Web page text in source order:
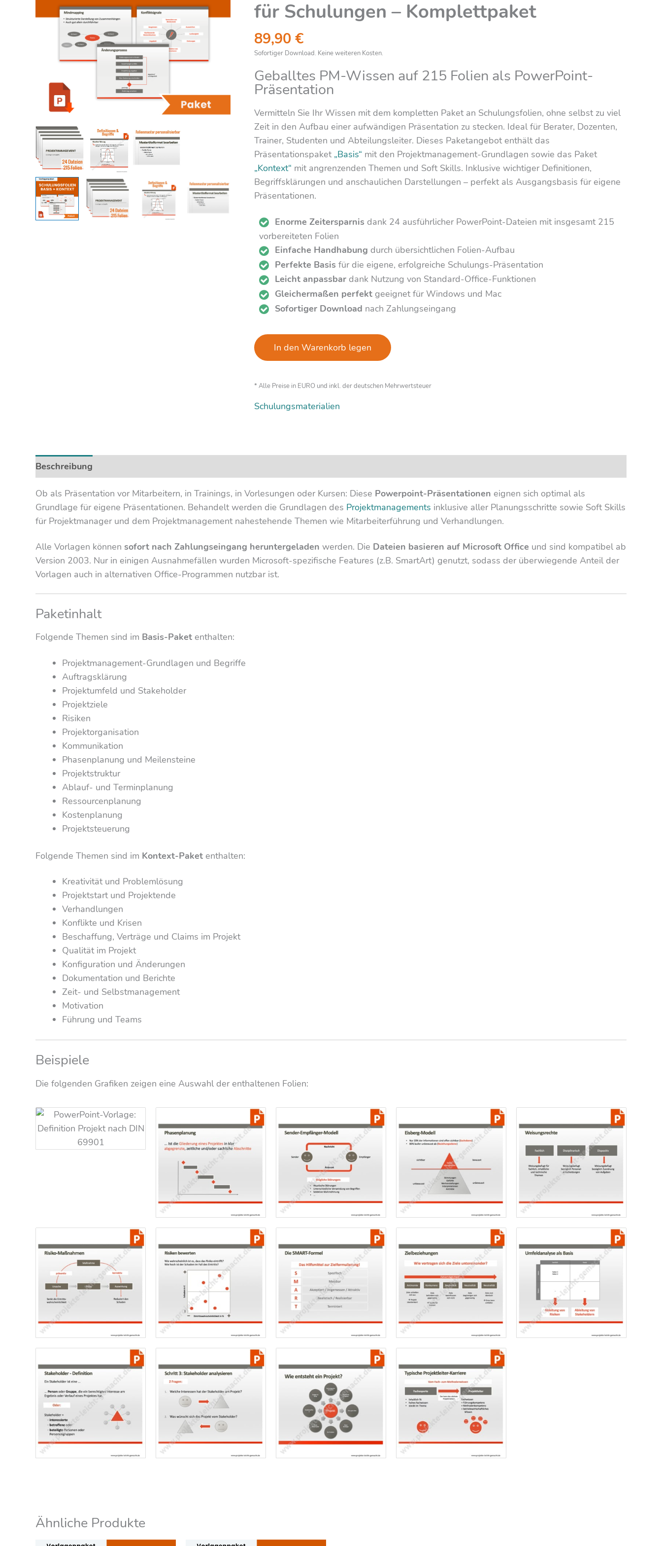
für Schulungen – Komplettpaket
89,90 €
Sofortiger Download. Keine weiteren Kosten.
Geballtes PM-Wissen auf 215 Folien als PowerPoint-
Präsentation
Vermitteln Sie Ihr Wissen mit dem kompletten Paket an Schulungsfolien, ohne selbst zu viel
Zeit in den Aufbau einer aufwändigen Präsentation zu stecken. Ideal für Berater, Dozenten,
Trainer, Studenten und Abteilungsleiter. Dieses Paketangebot enthält das
Präsentationspaket „Basis“ mit den Projektmanagement-Grundlagen sowie das Paket
„Kontext“ mit angrenzenden Themen und Soft Skills. Inklusive wichtiger Definitionen,
Begriffsklärungen und anschaulichen Darstellungen – perfekt als Ausgangsbasis für eigene
Präsentationen.
Enorme Zeitersparnis dank 24 ausführlicher PowerPoint-Dateien mit insgesamt 215
vorbereiteten Folien
Einfache Handhabung durch übersichtlichen Folien-Aufbau
Perfekte Basis für die eigene, erfolgreiche Schulungs-Präsentation
Leicht anpassbar dank Nutzung von Standard-Office-Funktionen
Gleichermaßen perfekt geeignet für Windows und Mac
Sofortiger Download nach Zahlungseingang
In den Warenkorb legen
* Alle Preise in EURO und inkl. der deutschen Mehrwertsteuer
Schulungsmaterialien
Beschreibung
Ob als Präsentation vor Mitarbeitern, in Trainings, in Vorlesungen oder Kursen: Diese Powerpoint-Präsentationen eignen sich optimal als
Grundlage für eigene Präsentationen. Behandelt werden die Grundlagen des Projektmanagements inklusive aller Planungsschritte sowie Soft Skills
für Projektmanager und dem Projektmanagement nahestehende Themen wie Mitarbeiterführung und Verhandlungen.
Alle Vorlagen können sofort nach Zahlungseingang heruntergeladen werden. Die Dateien basieren auf Microsoft Office und sind kompatibel ab
Version 2003. Nur in einigen Ausnahmefällen wurden Microsoft-spezifische Features (z.B. SmartArt) genutzt, sodass der überwiegende Anteil der
Vorlagen auch in alternativen Office-Programmen nutzbar ist.
Paketinhalt
Folgende Themen sind im Basis-Paket enthalten:
Projektmanagement-Grundlagen und Begriffe
Auftragsklärung
Projektumfeld und Stakeholder
Projektziele
Risiken
Projektorganisation
Kommunikation
Phasenplanung und Meilensteine
Projektstruktur
Ablauf- und Terminplanung
Ressourcenplanung
Kostenplanung
Projektsteuerung
Folgende Themen sind im Kontext-Paket enthalten:
Kreativität und Problemlösung
Projektstart und Projektende
Verhandlungen
Konflikte und Krisen
Beschaffung, Verträge und Claims im Projekt
Qualität im Projekt
Konfiguration und Änderungen
Dokumentation und Berichte
Zeit- und Selbstmanagement
Motivation
Führung und Teams
Beispiele
Die folgenden Grafiken zeigen eine Auswahl der enthaltenen Folien:
Ähnliche Produkte